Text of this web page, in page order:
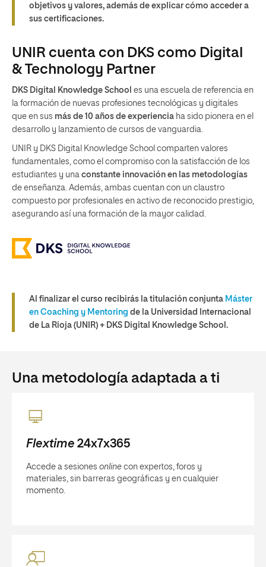
objetivos y valores, además de explicar cómo acceder a
sus certificaciones.
UNIR cuenta con DKS como Digital
& Technology Partner
DKS Digital Knowledge School es una escuela de referencia en
la formación de nuevas profesiones tecnológicas y digitales
que en sus más de 10 años de experiencia ha sido pionera en el
desarrollo y lanzamiento de cursos de vanguardia.
UNIR y DKS Digital Knowledge School comparten valores
fundamentales, como el compromiso con la satisfacción de los
estudiantes y una constante innovación en las metodologías
de enseñanza. Además, ambas cuentan con un claustro
compuesto por profesionales en activo de reconocido prestigio,
asegurando así una formación de la mayor calidad.
Al finalizar el curso recibirás la titulación conjunta Máster
en Coaching y Mentoring de la Universidad Internacional
de La Rioja (UNIR) + DKS Digital Knowledge School.
Una metodología adaptada a ti
Flextime 24x7x365
Accede a sesiones online con expertos, foros y
materiales, sin barreras geográficas y en cualquier
momento.